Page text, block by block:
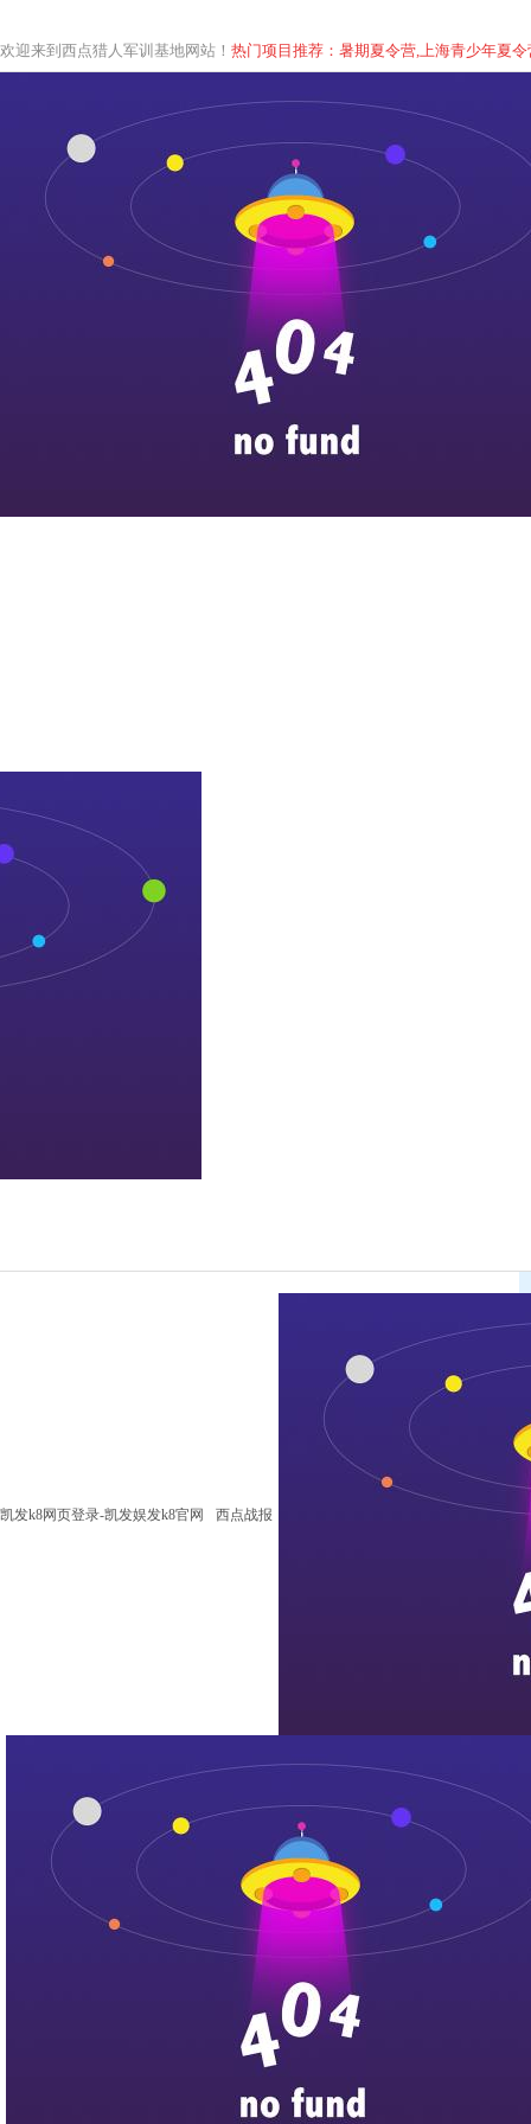
欢迎来到西点猎人军训基地网站！ 热门项目推荐：暑期夏令营,上海青少年夏令
凯发k8网页登录-凯发娱发k8官网 西点战报